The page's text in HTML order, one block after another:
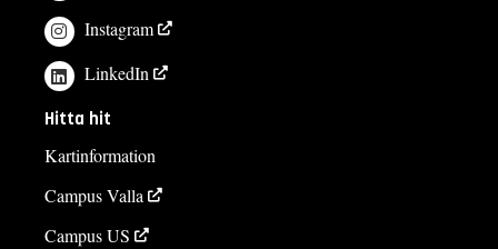
Instagram
LinkedIn
Hitta hit
Kartinformation
Campus Valla
Campus US